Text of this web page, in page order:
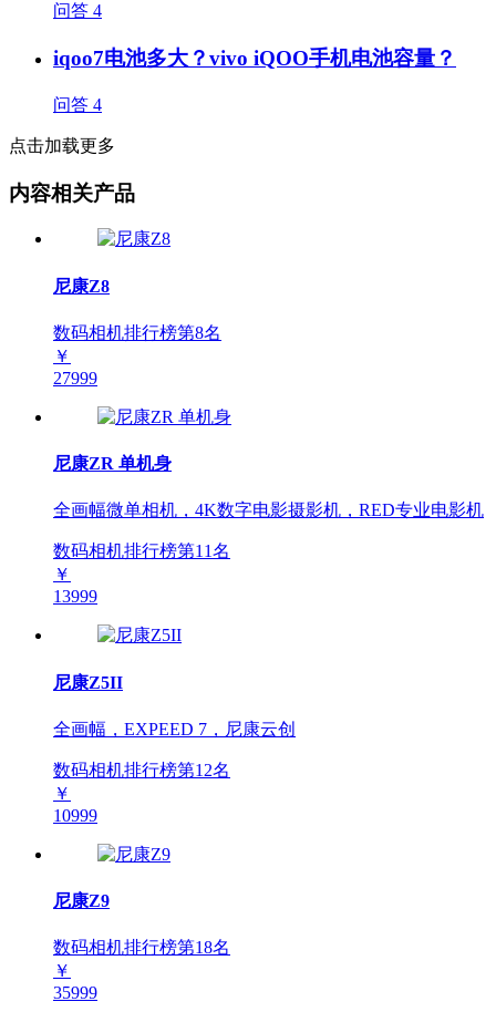
问答 4
iqoo7电池多大？vivo iQOO手机电池容量？
问答 4
点击加载更多
内容相关产品
尼康Z8
数码相机排行榜第8名
￥
27999
尼康ZR 单机身
全画幅微单相机，4K数字电影摄影机，RED专业电影机
数码相机排行榜第11名
￥
13999
尼康Z5II
全画幅，EXPEED 7，尼康云创
数码相机排行榜第12名
￥
10999
尼康Z9
数码相机排行榜第18名
￥
35999